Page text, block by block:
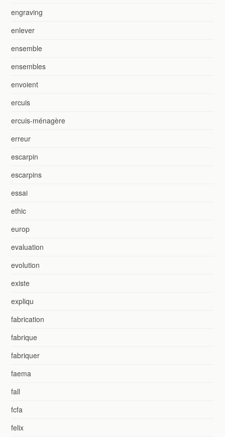
engraving
enlever
ensemble
ensembles
envoient
ercuis
ercuis-ménagère
erreur
escarpin
escarpins
essai
ethic
europ
evaluation
evolution
existe
expliqu
fabrication
fabrique
fabriquer
faema
fall
fcfa
felix